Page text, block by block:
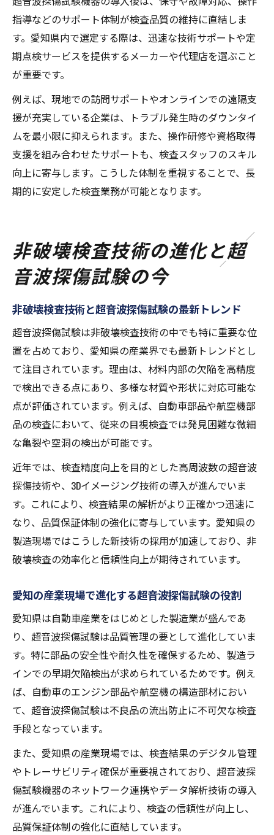
指導などのサポート体制が検査品質の維持に直結しま
す。愛知県内で選定する際は、迅速な技術サポートや定
期点検サービスを提供するメーカーや代理店を選ぶこと
が重要です。
例えば、現地での訪問サポートやオンラインでの遠隔支
援が充実している企業は、トラブル発生時のダウンタイ
ムを最小限に抑えられます。また、操作研修や資格取得
支援を組み合わせたサポートも、検査スタッフのスキル
向上に寄与します。こうした体制を重視することで、長
期的に安定した検査業務が可能となります。
非破壊検査技術の進化と超
音波探傷試験の今
非破壊検査技術と超音波探傷試験の最新トレンド
超音波探傷試験は非破壊検査技術の中でも特に重要な位
置を占めており、愛知県の産業界でも最新トレンドとし
て注目されています。理由は、材料内部の欠陥を高精度
で検出できる点にあり、多様な材質や形状に対応可能な
点が評価されています。例えば、自動車部品や航空機部
品の検査において、従来の目視検査では発見困難な微細
な亀裂や空洞の検出が可能です。
近年では、検査精度向上を目的とした高周波数の超音波
探傷技術や、3Dイメージング技術の導入が進んでいま
す。これにより、検査結果の解析がより正確かつ迅速に
なり、品質保証体制の強化に寄与しています。愛知県の
製造現場ではこうした新技術の採用が加速しており、非
破壊検査の効率化と信頼性向上が期待されています。
愛知の産業現場で進化する超音波探傷試験の役割
愛知県は自動車産業をはじめとした製造業が盛んであ
り、超音波探傷試験は品質管理の要として進化していま
す。特に部品の安全性や耐久性を確保するため、製造ラ
インでの早期欠陥検出が求められているためです。例え
ば、自動車のエンジン部品や航空機の構造部材におい
て、超音波探傷試験は不良品の流出防止に不可欠な検査
手段となっています。
また、愛知県の産業現場では、検査結果のデジタル管理
やトレーサビリティ確保が重要視されており、超音波探
傷試験機器のネットワーク連携やデータ解析技術の導入
が進んでいます。これにより、検査の信頼性が向上し、
品質保証体制の強化に直結しています。